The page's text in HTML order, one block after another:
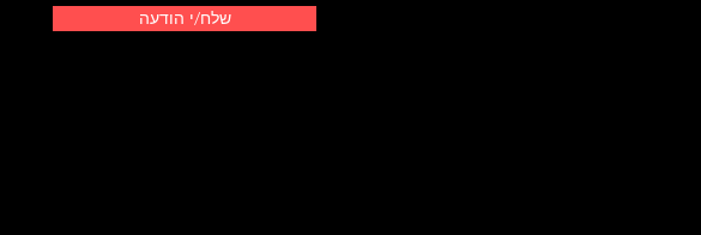
שלח/י הודעה